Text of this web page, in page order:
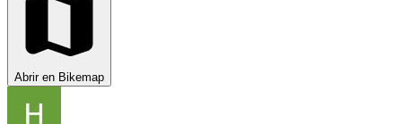
Abrir en Bikemap